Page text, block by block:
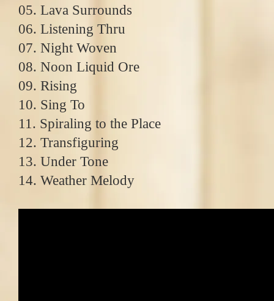
05. Lava Surrounds
06. Listening Thru
07. Night Woven
08. Noon Liquid Ore
09. Rising
10. Sing To
11. Spiraling to the Place
12. Transfiguring
13. Under Tone
14. Weather Melody